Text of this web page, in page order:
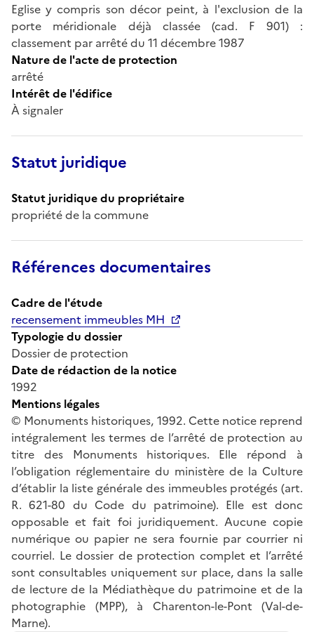
Eglise y compris son décor peint, à l'exclusion de la
porte méridionale déjà classée (cad. F 901) :
classement par arrêté du 11 décembre 1987
Nature de l'acte de protection
arrêté
Intérêt de l'édifice
À signaler
Statut juridique
Statut juridique du propriétaire
propriété de la commune
Références documentaires
Cadre de l'étude
recensement immeubles MH
Typologie du dossier
Dossier de protection
Date de rédaction de la notice
1992
Mentions légales
© Monuments historiques, 1992. Cette notice reprend
intégralement les termes de l’arrêté de protection au
titre des Monuments historiques. Elle répond à
l’obligation réglementaire du ministère de la Culture
d’établir la liste générale des immeubles protégés (art.
R. 621-80 du Code du patrimoine). Elle est donc
opposable et fait foi juridiquement. Aucune copie
numérique ou papier ne sera fournie par courrier ni
courriel. Le dossier de protection complet et l’arrêté
sont consultables uniquement sur place, dans la salle
de lecture de la Médiathèque du patrimoine et de la
photographie (MPP), à Charenton-le-Pont (Val-de-
Marne).